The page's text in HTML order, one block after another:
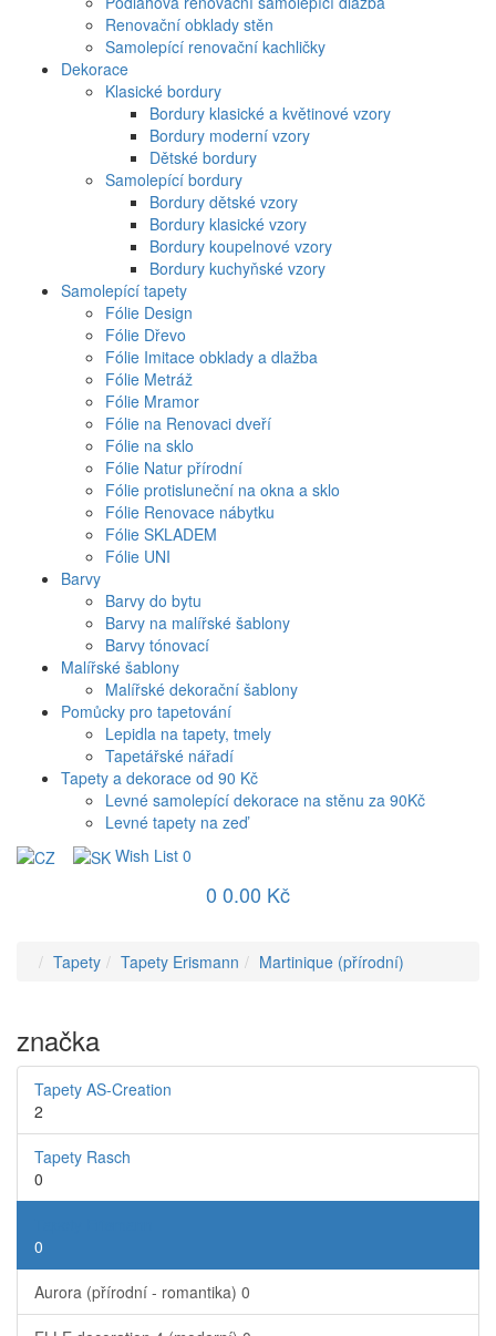
Renovační obklady stěn
Samolepící renovační kachličky
Dekorace
Klasické bordury
Bordury klasické a květinové vzory
Bordury moderní vzory
Dětské bordury
Samolepící bordury
Bordury dětské vzory
Bordury klasické vzory
Bordury koupelnové vzory
Bordury kuchyňské vzory
Samolepící tapety
Fólie Design
Fólie Dřevo
Fólie Imitace obklady a dlažba
Fólie Metráž
Fólie Mramor
Fólie na Renovaci dveří
Fólie na sklo
Fólie Natur přírodní
Fólie protisluneční na okna a sklo
Fólie Renovace nábytku
Fólie SKLADEM
Fólie UNI
Barvy
Barvy do bytu
Barvy na malířské šablony
Barvy tónovací
Malířské šablony
Malířské dekorační šablony
Pomůcky pro tapetování
Lepidla na tapety, tmely
Tapetářské nářadí
Tapety a dekorace od 90 Kč
Levné samolepící dekorace na stěnu za 90Kč
Levné tapety na zeď
Wish List 0
0 0.00 Kč
Tapety Tapety Erismann Martinique (přírodní)
značka
Tapety AS-Creation
2
Tapety Rasch
0
0
Aurora (přírodní - romantika) 0